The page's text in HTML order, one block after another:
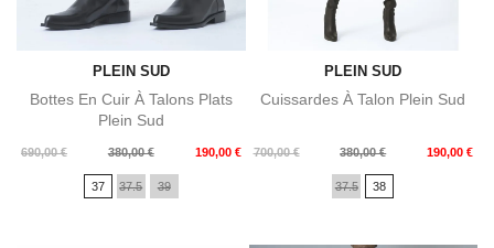
PLEIN SUD
Bottes En Cuir À Talons Plats
Plein Sud
690,00 €
Prix
380,00 € 190,00 €
Prix
37 37.5 39
PLEIN SUD
Cuissardes À Talon Plein Sud
700,00 €
Prix
380,00 € 190,00 €
Prix
37.5 38